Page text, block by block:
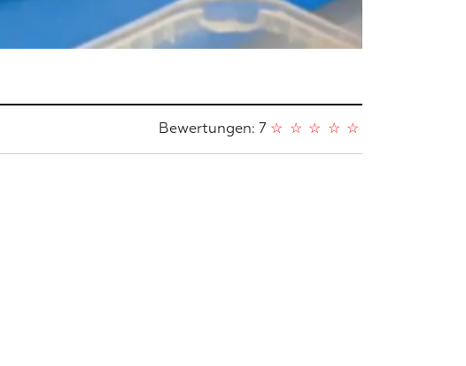
Bewertungen: 7 ☆
☆
☆
☆
☆